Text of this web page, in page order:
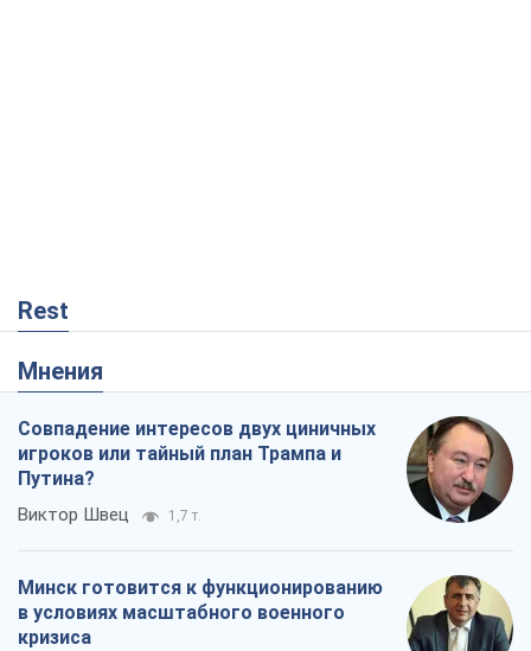
Rest
Мнения
Совпадение интересов двух циничных
игроков или тайный план Трампа и
Путина?
Виктор Швец 1,7 т.
Минск готовится к функционированию
в условиях масштабного военного
кризиса